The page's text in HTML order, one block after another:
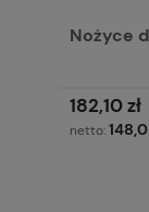
Nożyce
182,10 zł
netto: